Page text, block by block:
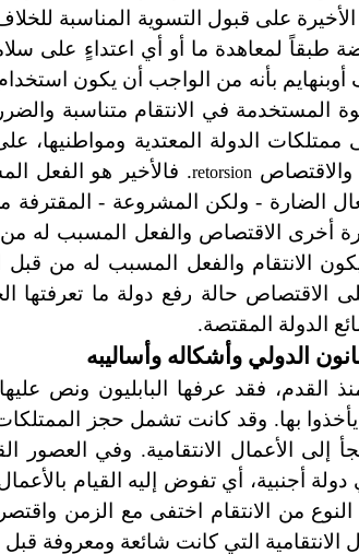
الأخيرة على قبول التسوية المناسبة
طبقاً لمعاهدة ما أو أي اعتداءٍ على
بأنه من الواجب أن يكون
المستخدمة في الانتقام متناسبة
الدولة المعتدية ومواطنيها،
والاقتصاص retorsion. فالأخير هو الفعل
الضارة - ولكن المشروعة -
أخرى الاقتصاص والفعل المسبب له
الانتقام والفعل المسبب له من قبل
الاقتصاص حالة رفع دولة ما
الدولة المقتصة.
الدولي وأشكاله وأساليبه
القدم، فقد عرفها البابليون ونص
يأخذوا بها. وقد كانت تشمل حجز
إلى الأعمال الانتقامية. وفي العصور
دولة أجنبية، أي تفوض إليه القيام
النوع من الانتقام اختفى مع الزمن
الانتقامية التي كانت شائعة ومعروفة